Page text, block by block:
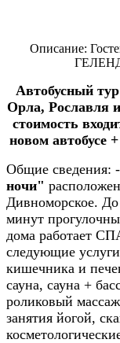
Описание:
Автобусный
Орла, Рославля
стоимость
новом автобусе
Общие сведения: -
ночи"
Дивноморское.
минут
дома работает
следующие
кишечника и
сауна, сауна +
роликовый
занятия йогой,